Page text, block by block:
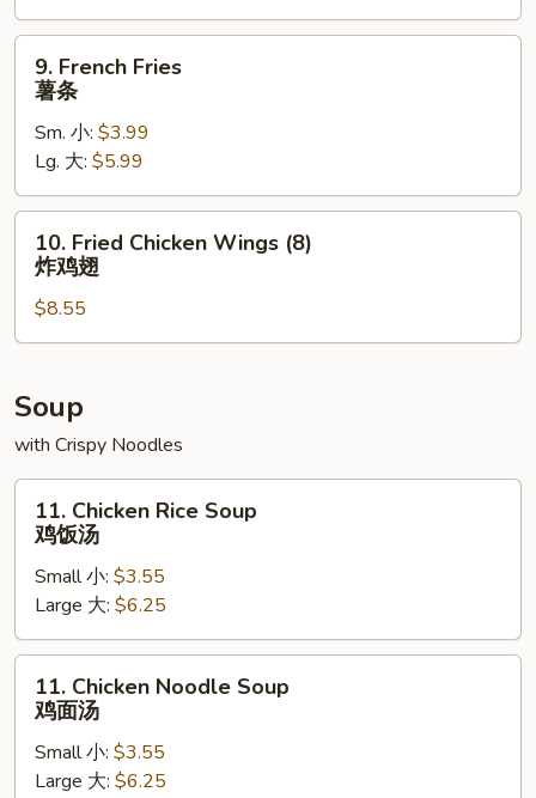
骨
排
French
Fries
9. French Fries
薯条
Sm. 小: $3.99
Lg. 大: $5.99
Fried
Chicken
Wings
(8)
鸡
10. Fried Chicken Wings (8)
炸鸡翅
$8.55
Soup
with Crispy Noodles
Chicken
Rice
Soup
饭
汤
11. Chicken Rice Soup
鸡饭汤
Small 小: $3.55
Large 大: $6.25
Chicken
Noodle
Soup
11. Chicken Noodle Soup
鸡面汤
Small 小: $3.55
Large 大: $6.25